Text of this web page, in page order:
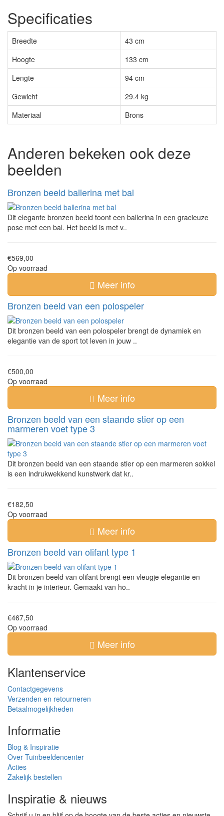
Specificaties
Breedte
43 cm
Hoogte
133 cm
Lengte
94 cm
Gewicht
29.4 kg
Materiaal
Brons
Anderen bekeken ook deze
beelden
Bronzen beeld ballerina met bal
Dit elegante bronzen beeld toont een ballerina in een gracieuze
pose met een bal. Het beeld is met v..
€569,00
Op voorraad
Meer info
Bronzen beeld van een polospeler
Dit bronzen beeld van een polospeler brengt de dynamiek en
elegantie van de sport tot leven in jouw ..
€500,00
Op voorraad
Meer info
Bronzen beeld van een staande stier op een
marmeren voet type 3
Dit bronzen beeld van een staande stier op een marmeren sokkel
is een indrukwekkend kunstwerk dat kr..
€182,50
Op voorraad
Meer info
Bronzen beeld van olifant type 1
Dit bronzen beeld van olifant brengt een vleugje elegantie en
kracht in je interieur. Gemaakt van ho..
€467,50
Op voorraad
Meer info
Klantenservice
Contactgegevens
Verzenden en retourneren
Betaalmogelijkheden
Informatie
Blog & Inspiratie
Over Tuinbeeldencenter
Acties
Zakelijk bestellen
Inspiratie & nieuws